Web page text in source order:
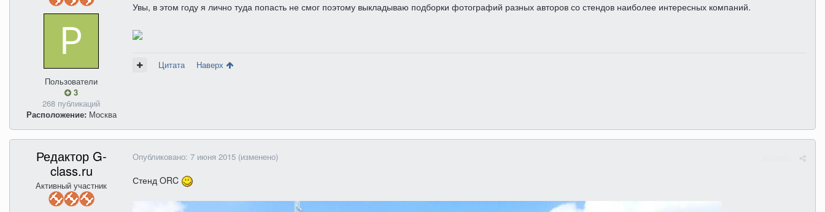
Пользователи
3
268 публикаций
Расположение:Москва
Увы, в этом году я лично туда попасть не смог поэтому выкладываю подборки фотографий разных авторов со стендов наиболее интересных компаний.
Цитата Наверх
Редактор G-
class.ru
Активный участник
Опубликовано: 7 июня 2015 (изменено)
Стенд ORC